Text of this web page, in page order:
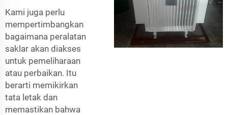
Kami juga perlu
mempertimbangkan
bagaimana peralatan
saklar akan diakses
untuk pemeliharaan
atau perbaikan. Itu
berarti memikirkan
tata letak dan
memastikan bahwa